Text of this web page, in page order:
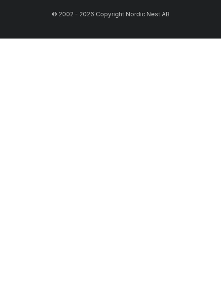
© 2002 - 2026 Copyright Nordic Nest AB